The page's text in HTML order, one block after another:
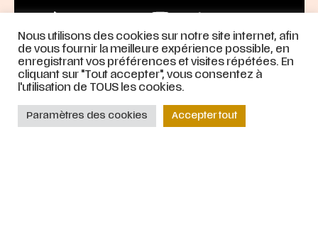
Nous utilisons des cookies sur notre site internet, afin
de vous fournir la meilleure expérience possible, en
enregistrant vos préférences et visites répétées. En
cliquant sur "Tout accepter", vous consentez à
l'utilisation de TOUS les cookies.
Paramètres des cookies Accepter tout